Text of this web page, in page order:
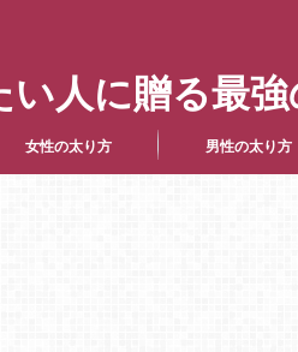
人に贈る最
女性の太り方 男性の太り方